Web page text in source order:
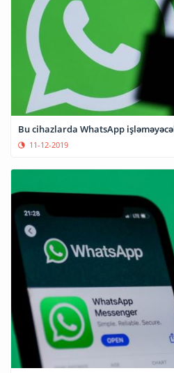
Bu cihazlarda WhatsApp
11-12-2019